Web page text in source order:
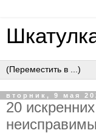
вторник, 9 мая
20